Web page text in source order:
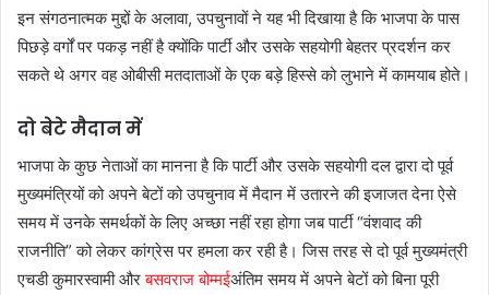
इन संगठनात्मक मुद्दों के अलावा, उपचुनावों ने यह भी दिखाया है कि भाजपा के पास
पिछड़े वर्गों पर पकड़ नहीं है क्योंकि पार्टी और उसके सहयोगी बेहतर प्रदर्शन कर
सकते थे अगर वह ओबीसी मतदाताओं के एक बड़े हिस्से को लुभाने में कामयाब होते।
दो बेटे मैदान में
भाजपा के कुछ नेताओं का मानना ​​है कि पार्टी और उसके सहयोगी दल द्वारा दो पूर्व
मुख्यमंत्रियों को अपने बेटों को उपचुनाव में मैदान में उतारने की इजाजत देना ऐसे
समय में उनके समर्थकों के लिए अच्छा नहीं रहा होगा जब पार्टी “वंशवाद की
राजनीति” को लेकर कांग्रेस पर हमला कर रही है। जिस तरह से दो पूर्व मुख्यमंत्री
एचडी कुमारस्वामी औरबसवराज बोम्मईअंतिम समय में अपने बेटों को बिना पूरी